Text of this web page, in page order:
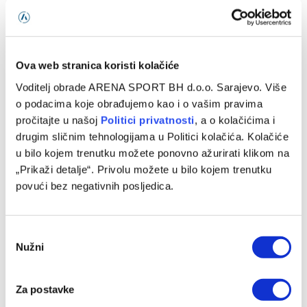
Ova web stranica koristi kolačiće
Voditelj obrade ARENA SPORT BH d.o.o. Sarajevo. Više
o podacima koje obrađujemo kao i o vašim pravima
pročitajte u našoj Politici privatnosti, a o kolačićima i
drugim sličnim tehnologijama u Politici kolačića. Kolačiće
u bilo kojem trenutku možete ponovno ažurirati klikom na
„Prikaži detalje“. Privolu možete u bilo kojem trenutku
povući bez negativnih posljedica.
Selection
Nužni
Za postavke
Sarajevo u novu sezonu kreće utakmicom protiv Radnika,
08/08/2026